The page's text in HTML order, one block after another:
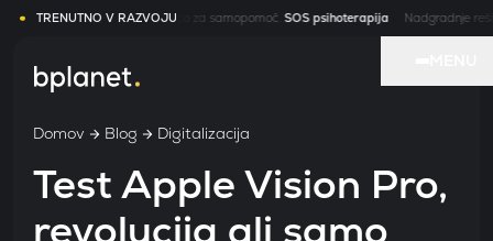
TRENUTNO V RAZVOJU
Portal z videoklicem in knjižnico za samopomoč. SOS psihoterapija Nadgradnje rešitve
Domov Blog Digitalizacija
Test Apple Vision Pro,
revolucija ali samo